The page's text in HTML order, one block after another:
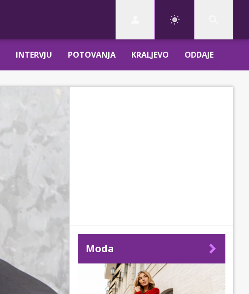
INTERVJU POTOVANJA KRALJEVO ODDAJE
Moda